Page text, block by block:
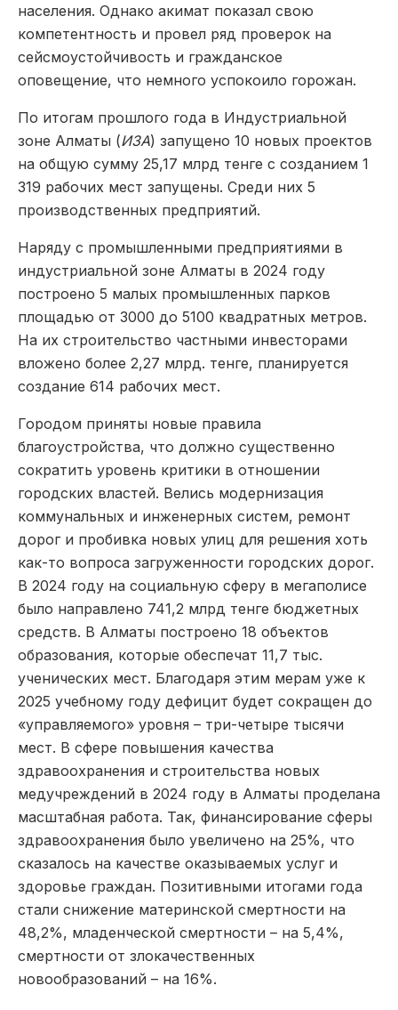
населения. Однако акимат показал свою
компетентность и провел ряд проверок на
сейсмоустойчивость и гражданское
оповещение, что немного успокоило горожан.
По итогам прошлого года в Индустриальной
зоне Алматы (ИЗА) запущено 10 новых проектов
на общую сумму 25,17 млрд тенге с созданием 1
319 рабочих мест запущены. Среди них 5
производственных предприятий.
Наряду с промышленными предприятиями в
индустриальной зоне Алматы в 2024 году
построено 5 малых промышленных парков
площадью от 3000 до 5100 квадратных метров.
На их строительство частными инвесторами
вложено более 2,27 млрд. тенге, планируется
создание 614 рабочих мест.
Городом приняты новые правила
благоустройства, что должно существенно
сократить уровень критики в отношении
городских властей. Велись модернизация
коммунальных и инженерных систем, ремонт
дорог и пробивка новых улиц для решения хоть
как-то вопроса загруженности городских дорог.
В 2024 году на социальную сферу в мегаполисе
было направлено 741,2 млрд тенге бюджетных
средств. В Алматы построено 18 объектов
образования, которые обеспечат 11,7 тыс.
ученических мест. Благодаря этим мерам уже к
2025 учебному году дефицит будет сокращен до
«управляемого» уровня – три-четыре тысячи
мест. В сфере повышения качества
здравоохранения и строительства новых
медучреждений в 2024 году в Алматы проделана
масштабная работа. Так, финансирование сферы
здравоохранения было увеличено на 25%, что
сказалось на качестве оказываемых услуг и
здоровье граждан. Позитивными итогами года
стали снижение материнской смертности на
48,2%, младенческой смертности – на 5,4%,
смертности от злокачественных
новообразований – на 16%.